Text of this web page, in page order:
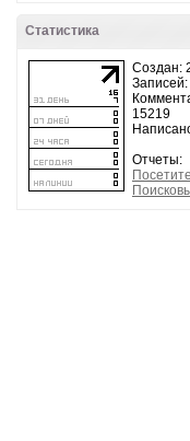
Статистика
Создан:
15219
Отчеты: